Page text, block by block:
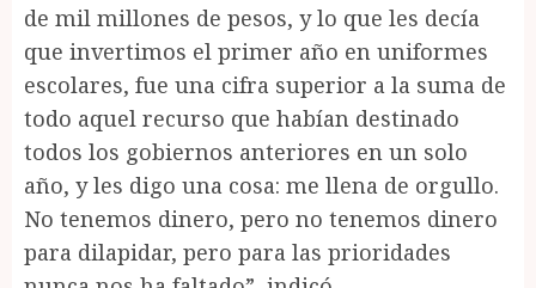
de mil millones de pesos, y lo que les decía
que invertimos el primer año en uniformes
escolares, fue una cifra superior a la suma de
todo aquel recurso que habían destinado
todos los gobiernos anteriores en un solo
año, y les digo una cosa: me llena de orgullo.
No tenemos dinero, pero no tenemos dinero
para dilapidar, pero para las prioridades